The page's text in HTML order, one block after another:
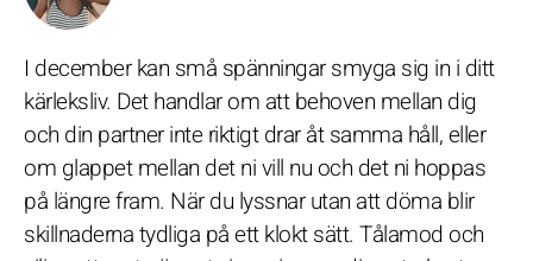
I december kan små spänningar smyga sig in i ditt
kärleksliv. Det handlar om att behoven mellan dig
och din partner inte riktigt drar åt samma håll, eller
om glappet mellan det ni vill nu och det ni hoppas
på längre fram. När du lyssnar utan att döma blir
skillnaderna tydliga på ett klokt sätt. Tålamod och